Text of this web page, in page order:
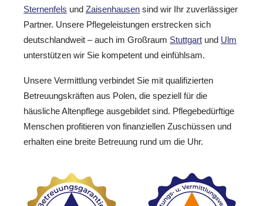
Sternenfels und Zaisenhausen sind wir Ihr zuverlässiger
Partner. Unsere Pflegeleistungen erstrecken sich
deutschlandweit – auch im Großraum Stuttgart und Ulm
unterstützen wir Sie kompetent und einfühlsam.
Unsere Vermittlung verbindet Sie mit qualifizierten
Betreuungskräften aus Polen, die speziell für die
häusliche Altenpflege ausgebildet sind. Pflegebedürftige
Menschen profitieren von finanziellen Zuschüssen und
erhalten eine breite Betreuung rund um die Uhr.